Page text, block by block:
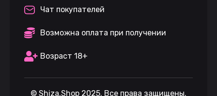
Чат покупателей
Возможна оплата при получении
Возраст 18+
© Shiza.Shop 2025. Все права защищены.